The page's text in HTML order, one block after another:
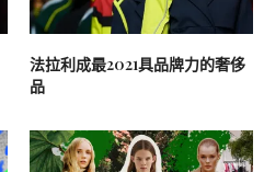
法拉利成最2021具品牌力的奢侈
品